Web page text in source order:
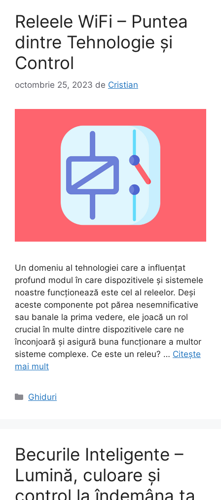
Releele WiFi – Puntea
dintre Tehnologie și
Control
octombrie 25, 2023 de Cristian
Un domeniu al tehnologiei care a influențat
profund modul în care dispozitivele și sistemele
noastre funcționează este cel al releelor. Deși
aceste componente pot părea nesemnificative
sau banale la prima vedere, ele joacă un rol
crucial în multe dintre dispozitivele care ne
înconjoară și asigură buna funcționare a multor
sisteme complexe. Ce este un releu? … Citește
mai mult
Categorii
Ghiduri
Becurile Inteligente –
Lumină, culoare și
control la îndemâna ta